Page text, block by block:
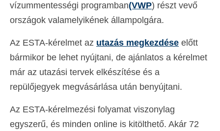
vízummentességi programban(VWP) részt vevő
országok valamelyikének állampolgára.
Az ESTA-kérelmet az utazás megkezdése előtt
bármikor be lehet nyújtani, de ajánlatos a kérelmet
már az utazási tervek elkészítése és a
repülőjegyek megvásárlása után benyújtani.
Az ESTA-kérelmezési folyamat viszonylag
egyszerű, és minden online is kitölthető. Akár 72